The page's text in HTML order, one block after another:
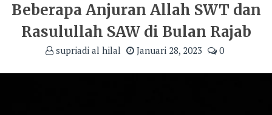
Beberapa Anjuran Allah SWT dan
Rasulullah SAW di Bulan Rajab
supriadi al hilal Januari 28, 2023 0